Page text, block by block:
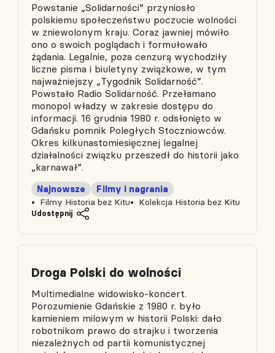
Powstanie „Solidarności” przyniosło
polskiemu społeczeństwu poczucie wolności
w zniewolonym kraju. Coraz jawniej mówiło
ono o swoich poglądach i formułowało
żądania. Legalnie, poza cenzurą wychodziły
liczne pisma i biuletyny związkowe, w tym
najważniejszy „Tygodnik Solidarność”.
Powstało Radio Solidarność. Przełamano
monopol władzy w zakresie dostępu do
informacji. 16 grudnia 1980 r. odsłonięto w
Gdańsku pomnik Poległych Stoczniowców.
Okres kilkunastomiesięcznej legalnej
działalności związku przeszedł do historii jako
„karnawał”.
Filmy Historia bez Kitu
Najnowsze
Filmy i nagrania
Kolekcja Historia bez Kitu
Udostępnij
Droga Polski do wolności
Multimedialne widowisko-koncert.
Porozumienie Gdańskie z 1980 r. było
kamieniem milowym w historii Polski: dało
robotnikom prawo do strajku i tworzenia
niezależnych od partii komunistycznej